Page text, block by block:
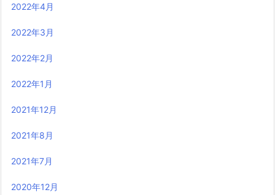
2022年4月
2022年3月
2022年2月
2022年1月
2021年12月
2021年8月
2021年7月
2020年12月